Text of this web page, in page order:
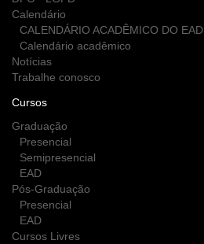
Calendário
CALENDÁRIO ACADÊMICO DO EAD
Calendário acadêmico
Notícias
Trabalhe conosco
Cursos
Graduação
Presencial
Semipresencial
EAD
Pós-Graduação
Presencial
EAD
Cursos Livres